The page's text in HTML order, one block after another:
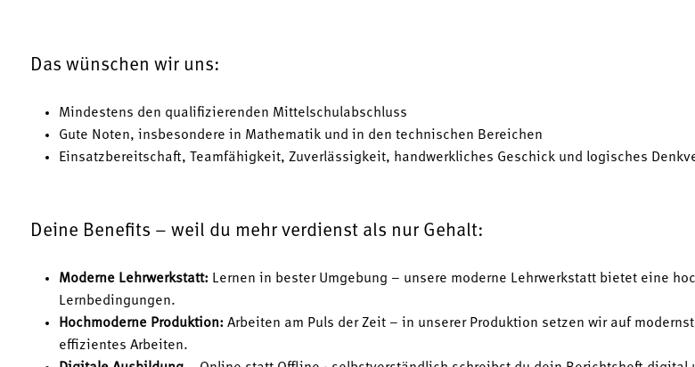
Das wünschen wir uns:
Mindestens den qualifizierenden Mittelschulabschluss
Gute Noten, insbesondere in Mathematik und in den technischen Bereichen
Einsatzbereitschaft, Teamfähigkeit, Zuverlässigkeit, handwerkliches Geschick und logisches
Deine Benefits – weil du mehr verdienst als nur Gehalt:
Moderne Lehrwerkstatt: Lernen in bester Umgebung – unsere moderne Lehrwerkstatt bietet eine
Lernbedingungen.
Hochmoderne Produktion: Arbeiten am Puls der Zeit – in unserer Produktion setzen wir auf
effizientes Arbeiten.